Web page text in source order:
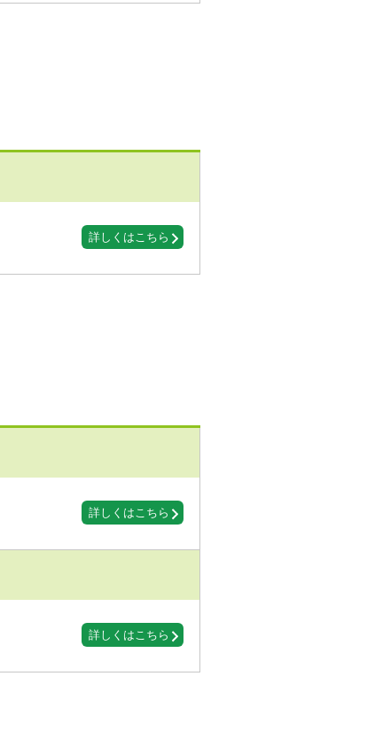
詳しくはこちら
詳しくはこちら
詳しくはこちら